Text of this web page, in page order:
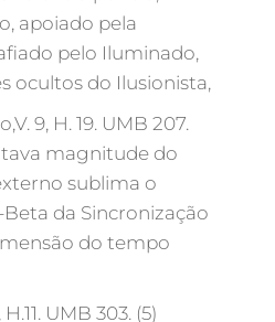
apoiado pela
pelo Iluminado,
ocultos do Ilusionista,
9, H. 19. UMB 207.
magnitude do
sublima o
da Sincronização
do tempo
UMB 303. (5)